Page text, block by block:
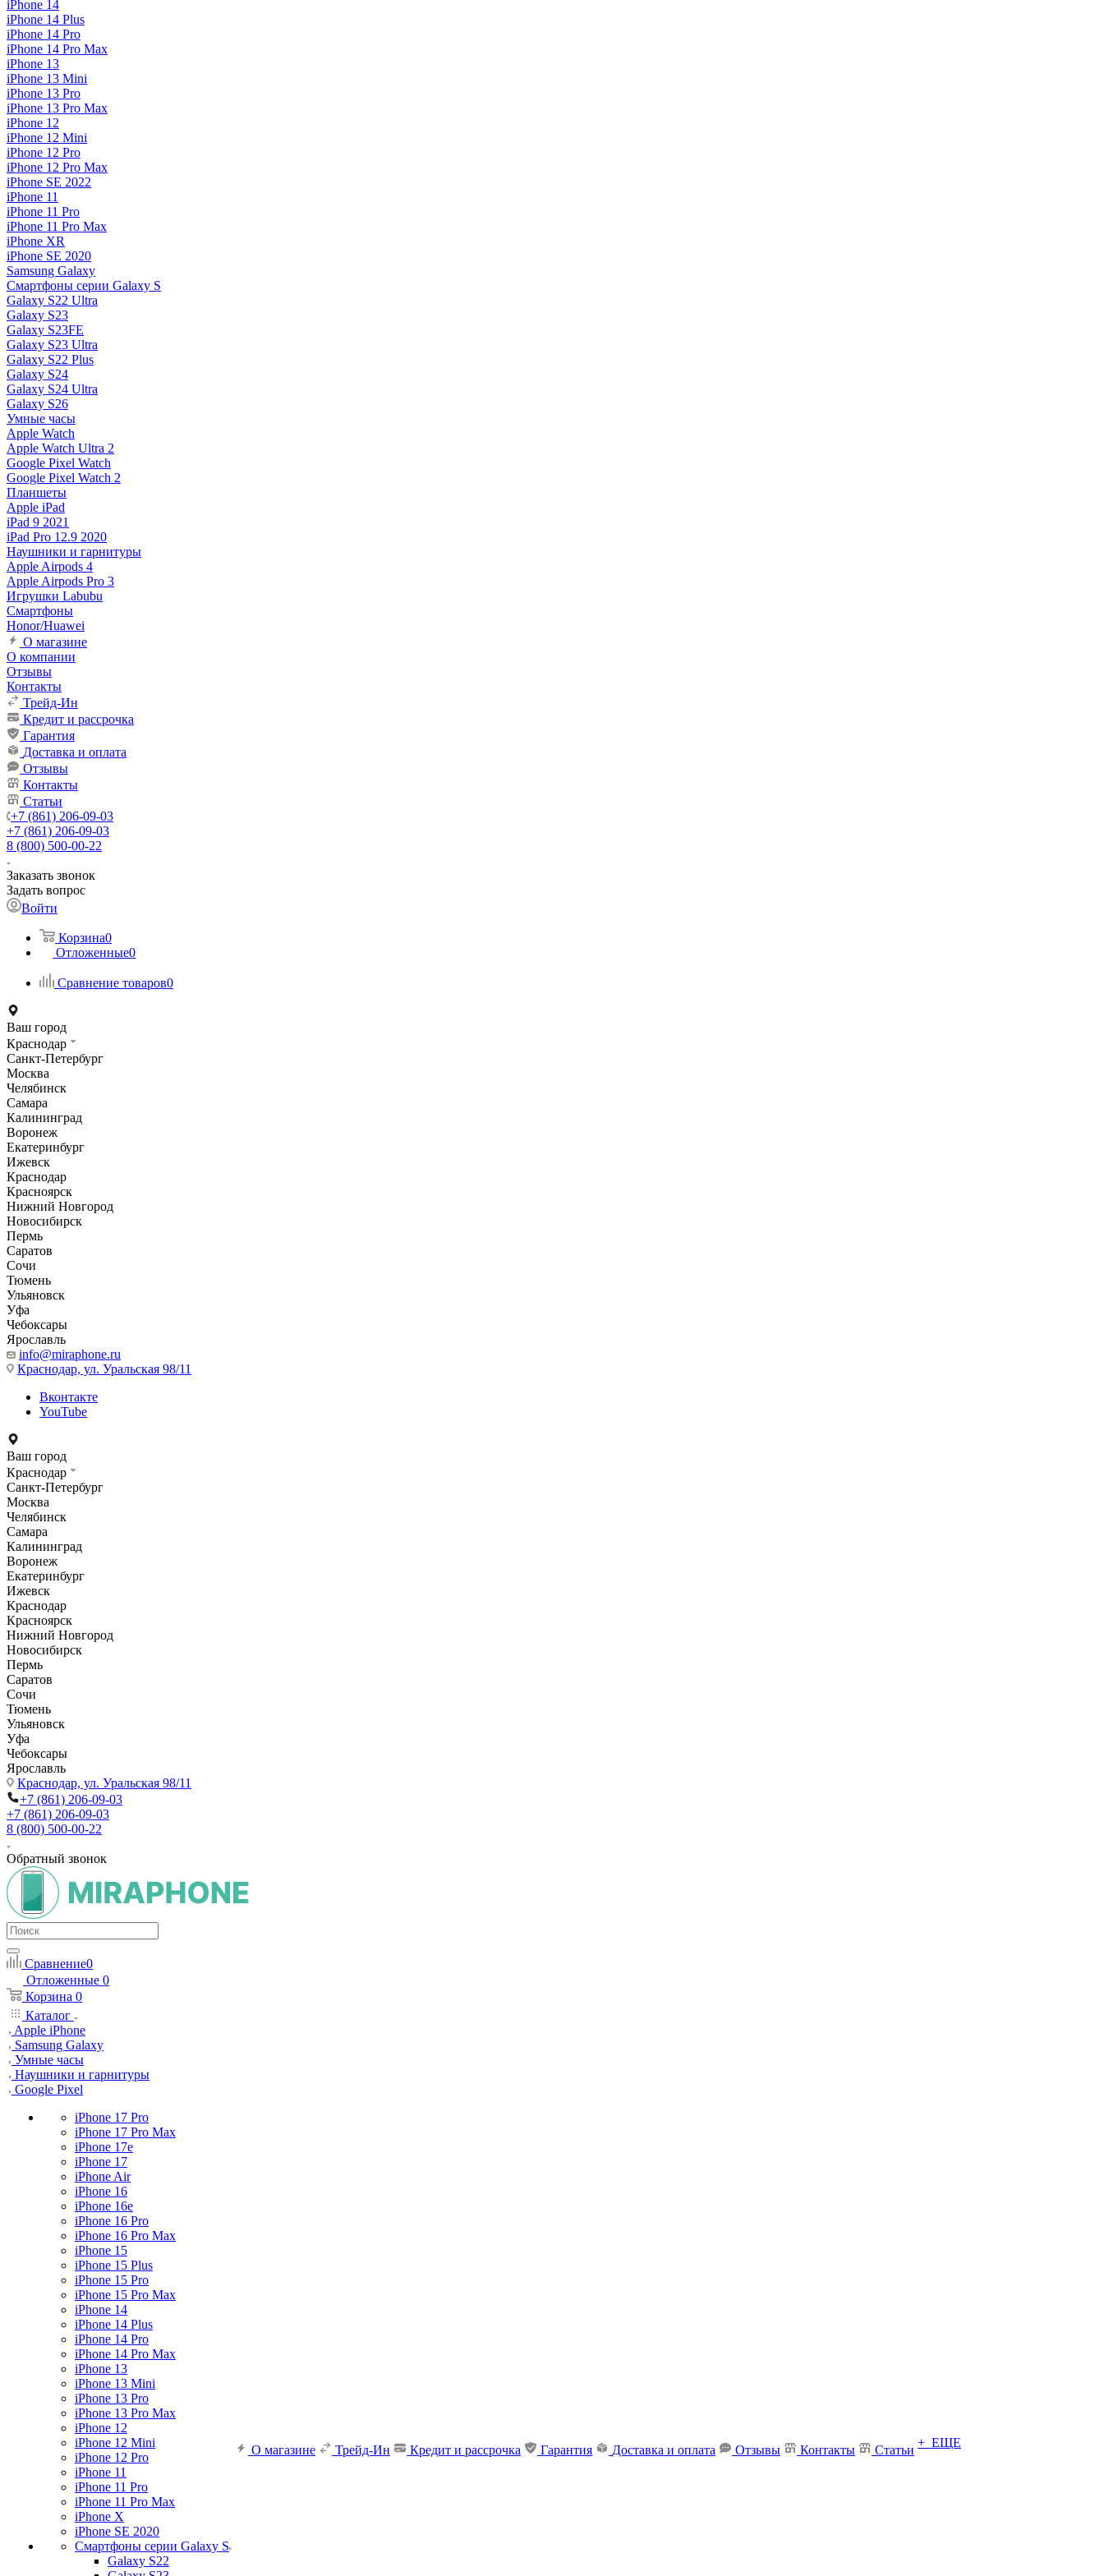
iPhone 14
iPhone 14 Plus
iPhone 14 Pro
iPhone 14 Pro Max
iPhone 13
iPhone 13 Mini
iPhone 13 Pro
iPhone 13 Pro Max
iPhone 12
iPhone 12 Mini
iPhone 12 Pro
iPhone 12 Pro Max
iPhone SE 2022
iPhone 11
iPhone 11 Pro
iPhone 11 Pro Max
iPhone XR
iPhone SE 2020
Samsung Galaxy
Смартфоны серии Galaxy S
Galaxy S22 Ultra
Galaxy S23
Galaxy S23FE
Galaxy S23 Ultra
Galaxy S22 Plus
Galaxy S24
Galaxy S24 Ultra
Galaxy S26
Умные часы
Apple Watch
Apple Watch Ultra 2
Google Pixel Watch
Google Pixel Watch 2
Планшеты
Apple iPad
iPad 9 2021
iPad Pro 12.9 2020
Наушники и гарнитуры
Apple Airpods 4
Apple Airpods Pro 3
Игрушки Labubu
Смартфоны
Honor/Huawei
О магазине
О компании
Отзывы
Контакты
Трейд-Ин
Кредит и рассрочка
Гарантия
Доставка и оплата
Отзывы
Контакты
Статьи
+7 (861) 206-09-03
+7 (861) 206-09-03
8 (800) 500-00-22
Заказать звонок
Задать вопрос
Войти
Корзина0
Отложенные0
Сравнение товаров0
Ваш город
Краснодар
Санкт-Петербург
Москва
Челябинск
Самара
Калининград
Воронеж
Екатеринбург
Ижевск
Краснодар
Красноярск
Нижний Новгород
Новосибирск
Пермь
Саратов
Сочи
Тюмень
Ульяновск
Уфа
Чебоксары
Ярославль
info@miraphone.ru
Краснодар, ул. Уральская 98/11
Вконтакте
YouTube
Ваш город
Краснодар
Санкт-Петербург
Москва
Челябинск
Самара
Калининград
Воронеж
Екатеринбург
Ижевск
Краснодар
Красноярск
Нижний Новгород
Новосибирск
Пермь
Саратов
Сочи
Тюмень
Ульяновск
Уфа
Чебоксары
Ярославль
Краснодар, ул. Уральская 98/11
+7 (861) 206-09-03
+7 (861) 206-09-03
8 (800) 500-00-22
Обратный звонок
Сравнение0
Отложенные 0
Корзина 0
Каталог
Apple iPhone
Samsung Galaxy
Умные часы
Наушники и гарнитуры
Google Pixel
iPhone 17 Pro
iPhone 17 Pro Max
iPhone 17e
iPhone 17
iPhone Air
iPhone 16
iPhone 16e
iPhone 16 Pro
iPhone 16 Pro Max
iPhone 15
iPhone 15 Plus
iPhone 15 Pro
iPhone 15 Pro Max
iPhone 14
iPhone 14 Plus
iPhone 14 Pro
iPhone 14 Pro Max
iPhone 13
iPhone 13 Mini
iPhone 13 Pro
iPhone 13 Pro Max
iPhone 12
iPhone 12 Mini
iPhone 12 Pro
iPhone 11
iPhone 11 Pro
iPhone 11 Pro Max
iPhone X
iPhone SE 2020
Смартфоны серии Galaxy S
Galaxy S22
О магазине Трейд-Ин Кредит и рассрочка Гарантия Доставка и оплата Отзывы Контакты Статьи
+ ЕЩЕ